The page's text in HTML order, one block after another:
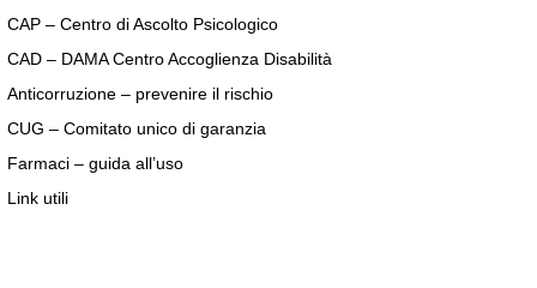
CAP – Centro di Ascolto Psicologico
CAD – DAMA Centro Accoglienza Disabilità
Anticorruzione – prevenire il rischio
CUG – Comitato unico di garanzia
Farmaci – guida all’uso
Link utili